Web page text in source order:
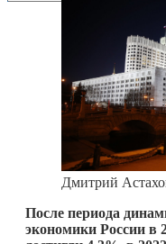
Дмитрий
После периода
экономики России в